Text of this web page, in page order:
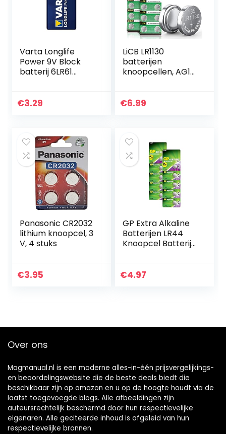
Varta Longlife
Power 9V Block
batterij 6LR61
Batterijen – ideaal
€3.29
LiCB LR1130
batterijen
knoopcellen, AG10
lr54 knoopcel 3
€6.99
Panasonic CR2032
lithium knoopcel, 3
V, 4 stuks
€3.95
GP Extra Alkaline
Batterijen LR44
Knoopcel Batterij
€4.97
Over ons
Magmanual.nl is een moderne alles-in-één prijsvergelijkings-
en beoordelingswebsite die de beste deals biedt die
beschikbaar zijn op amazon en u op de hoogte houdt via de
laatst toegevoegde blogs. Alle afbeeldingen zijn
auteursrechtelijk beschermd door hun respectievelijke
eigenaren. Alle geciteerde inhoud is afgeleid van hun
respectievelijke bronnen.